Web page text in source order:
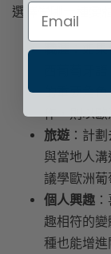
選擇學哪一種變
職涯：如果
西葡萄牙
的重要角
作，則以
旅遊 ：計
與當地人
議學歐洲葡
個人興趣
趣相符的
種也能增進
Email